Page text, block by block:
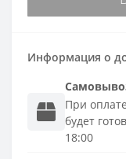
Информация о
При
будет
18:00